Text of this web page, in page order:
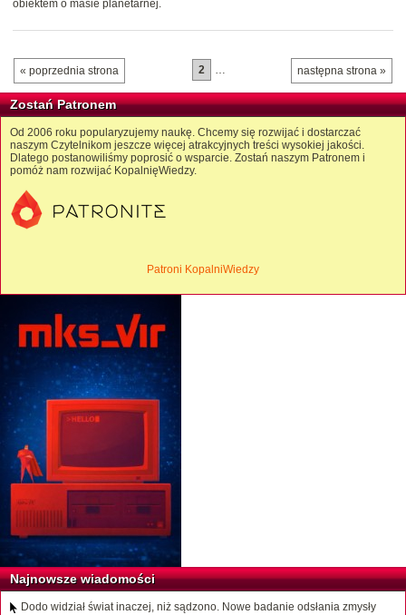
obiektem o masie planetarnej.
« poprzednia strona następna strona »
2 …
Zostań Patronem
Od 2006 roku popularyzujemy naukę. Chcemy się rozwijać i dostarczać
naszym Czytelnikom jeszcze więcej atrakcyjnych treści wysokiej jakości.
Dlatego postanowiliśmy poprosić o wsparcie. Zostań naszym Patronem i
pomóż nam rozwijać KopalnięWiedzy.
Patroni KopalniWiedzy
Najnowsze wiadomości
Dodo widział świat inaczej, niż sądzono. Nowe badanie odsłania zmysły